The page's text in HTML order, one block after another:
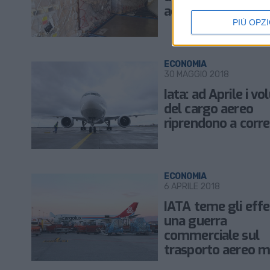
PIÙ
aereo cargo
Iata: ad Aprile i
del cargo aereo
riprendono a
ECONOMIA
30 MAGGIO 2018
IATA teme gli
una guerra
commerciale sul
trasporto aereo
ECONOMIA
6 APRILE 2018